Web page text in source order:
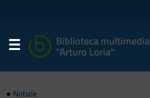
Biblioteca
"Arturo Loria"
● Notizie